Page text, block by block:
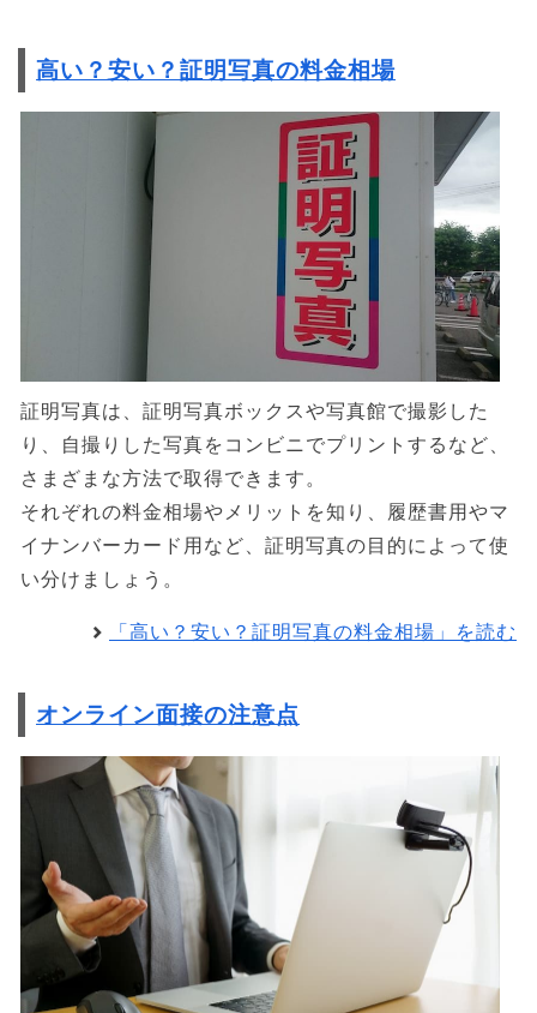
高い？安い？証明写真の料金相場
証明写真は、証明写真ボックスや写真館で撮影した
り、自撮りした写真をコンビニでプリントするなど、
さまざまな方法で取得できます。
それぞれの料金相場やメリットを知り、履歴書用やマ
イナンバーカード用など、証明写真の目的によって使
い分けましょう。
「高い？安い？証明写真の料金相場」を読む
オンライン面接の注意点